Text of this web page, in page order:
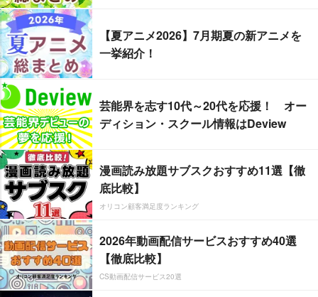
【夏アニメ2026】7月期夏の新アニメを
一挙紹介！
芸能界を志す10代～20代を応援！ オー
ディション・スクール情報はDeview
漫画読み放題サブスクおすすめ11選【徹
底比較】
オリコン顧客満足度ランキング
2026年動画配信サービスおすすめ40選
【徹底比較】
CS動画配信サービス20選